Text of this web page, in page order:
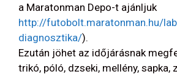
a Maratonman Depo-t ajánljuk
http://futobolt.maratonman.hu/
diagnosztika/).
Ezután jöhet az időjárásnak
trikó, póló, dzseki, mellény, sapka,